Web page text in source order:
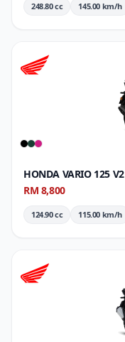
248.80 cc 145.00 km/h
HONDA VARIO 125 V2
RM 8,800
124.90 cc 115.00 km/h